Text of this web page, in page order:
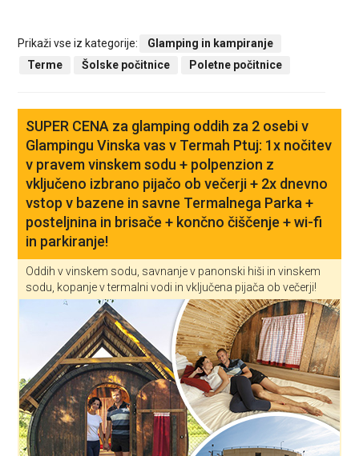
Prikaži vse iz kategorije:
Glamping in kampiranje
Terme
Šolske počitnice Poletne počitnice
SUPER CENA za glamping oddih za 2 osebi v
Glampingu Vinska vas v Termah Ptuj: 1x nočitev
v pravem vinskem sodu + polpenzion z
vključeno izbrano pijačo ob večerji + 2x dnevno
vstop v bazene in savne Termalnega Parka +
posteljnina in brisače + končno čiščenje + wi-fi
in parkiranje!
Oddih v vinskem sodu, savnanje v panonski hiši in vinskem
sodu, kopanje v termalni vodi in vključena pijača ob večerji!